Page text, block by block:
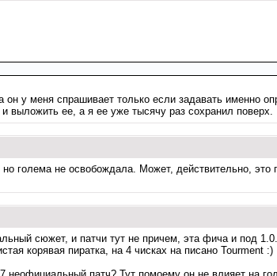
у меня спрашивает только если задавать именно
и выложить ее, а я ее уже тысячу раз сохранил поверх.
голема не освобождала. Может, действительно,
сюжет, и патчи тут не причем, эта фича и под
корявая пиратка, на 4 чисках на писано Tourment :)